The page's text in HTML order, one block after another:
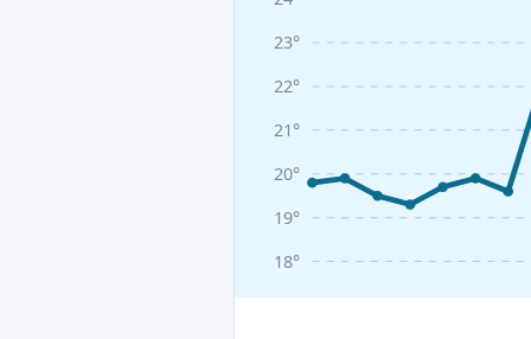
18°
19°
20°
21°
22°
23°